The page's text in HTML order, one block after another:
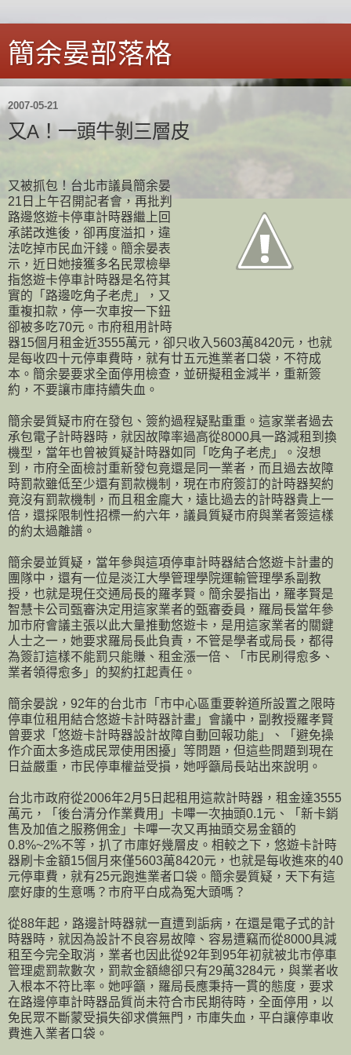
簡余晏部落格
2007-05-21
又A！一頭牛剝三層皮
又被抓包！台北市議員簡余晏
21日上午召開記者會，再批判
路邊悠遊卡停車計時器繼上回
承諾改進後，卻再度溢扣，違
法吃掉市民血汗錢。簡余晏表
示，近日她接獲多名民眾檢舉
指悠遊卡停車計時器是名符其
實的「路邊吃角子老虎」，又
重複扣款，停一次車按一下鈕
卻被多吃70元。市府租用計時
器15個月租金近3555萬元，卻只收入5603萬8420元，也就
是每收四十元停車費時，就有廿五元進業者口袋，不符成
本。簡余晏要求全面停用檢查，並研擬租金減半，重新簽
約，不要讓市庫持續失血。
簡余晏質疑市府在發包、簽約過程疑點重重。這家業者過去
承包電子計時器時，就因故障率過高從8000具一路減租到換
機型，當年也曾被質疑計時器如同「吃角子老虎」。沒想
到，市府全面檢討重新發包竟還是同一業者，而且過去故障
時罰款雖低至少還有罰款機制，現在市府簽訂的計時器契約
竟沒有罰款機制，而且租金龐大，遠比過去的計時器貴上一
倍，還採限制性招標一約六年，議員質疑市府與業者簽這樣
的約太過離譜。
簡余晏並質疑，當年參與這項停車計時器結合悠遊卡計畫的
團隊中，還有一位是淡江大學管理學院運輸管理學系副教
授，也就是現任交通局長的羅孝賢。簡余晏指出，羅孝賢是
智慧卡公司甄審決定用這家業者的甄審委員，羅局長當年參
加市府會議主張以此大量推動悠遊卡，是用這家業者的關鍵
人士之一，她要求羅局長此負責，不管是學者或局長，都得
為簽訂這樣不能罰只能賺、租金漲一倍、「市民刷得愈多、
業者領得愈多」的契約扛起責任。
簡余晏說，92年的台北市「市中心區重要幹道所設置之限時
停車位租用結合悠遊卡計時器計畫」會議中，副教授羅孝賢
曾要求「悠遊卡計時器設計故障自動回報功能」、「避免操
作介面太多造成民眾使用困擾」等問題，但這些問題到現在
日益嚴重，市民停車權益受損，她呼籲局長站出來說明。
台北市政府從2006年2月5日起租用這款計時器，租金達3555
萬元，「後台清分作業費用」卡嗶一次抽頭0.1元、「新卡銷
售及加值之服務佣金」卡嗶一次又再抽頭交易金額的
0.8%~2%不等，扒了市庫好幾層皮。相較之下，悠遊卡計時
器刷卡金額15個月來僅5603萬8420元，也就是每收進來的40
元停車費，就有25元跑進業者口袋。簡余晏質疑，天下有這
麼好康的生意嗎？市府平白成為冤大頭嗎？
從88年起，路邊計時器就一直遭到詬病，在還是電子式的計
時器時，就因為設計不良容易故障、容易遭竊而從8000具減
租至今完全取消，業者也因此從92年到95年初就被北市停車
管理處罰款數次，罰款金額總卻只有29萬3284元，與業者收
入根本不符比率。她呼籲，羅局長應秉持一貫的態度，要求
在路邊停車計時器品質尚未符合市民期待時，全面停用，以
免民眾不斷蒙受損失卻求償無門，市庫失血，平白讓停車收
費進入業者口袋。